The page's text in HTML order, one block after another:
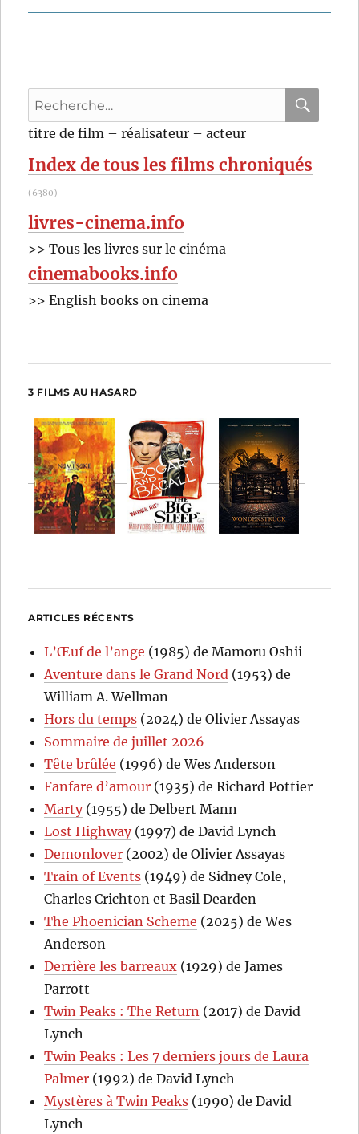
Recherche
pour
titre de film – réalisateur – acteur
Index de tous les films chroniqués
(6380)
livres-cinema.info
>> Tous les livres sur le cinéma
cinemabooks.info
>> English books on cinema
3 FILMS AU HASARD
ARTICLES RÉCENTS
L’Œuf de l’ange (1985) de Mamoru Oshii
Aventure dans le Grand Nord (1953) de
William A. Wellman
Hors du temps (2024) de Olivier Assayas
Sommaire de juillet 2026
Tête brûlée (1996) de Wes Anderson
Fanfare d’amour (1935) de Richard Pottier
Marty(1955) de Delbert Mann
Lost Highway(1997) de David Lynch
Demonlover (2002) de Olivier Assayas
Train of Events (1949) de Sidney Cole,
Charles Crichton et Basil Dearden
The Phoenician Scheme (2025) de Wes
Anderson
Derrière les barreaux (1929) de James
Parrott
Twin Peaks : The Return (2017) de David
Lynch
Twin Peaks : Les 7 derniers jours de Laura
Palmer (1992) de David Lynch
Mystères à Twin Peaks (1990) de David
Lynch